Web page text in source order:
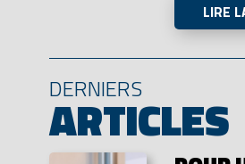
LIRE
DERNIERS
ARTICLES